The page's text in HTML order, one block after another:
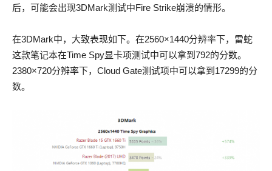
后，可能会出现3DMark测试中Fire Strike崩溃的情形。
在3DMark中，大致表现如下。在2560×1440分辨率下，雷蛇
这款笔记本在Time Spy显卡项测试中可以拿到792的分数。
2380×720分辨率下，Cloud Gate测试项中可以拿到17299的分
数。